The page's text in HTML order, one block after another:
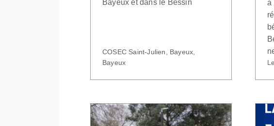
Bayeux et dans le Bessin
COSEC Saint-Julien, Bayeux,
Bayeux
à